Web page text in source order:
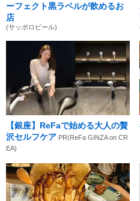
ーフェクト黒ラベルが飲めるお
店
(サッポロビール)
【銀座】ReFaで始める大人の贅
沢セルフケア PR(ReFa GINZA on CR
EA)